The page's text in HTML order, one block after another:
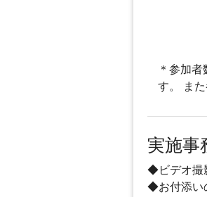
＊参加
す。 ま
実施事
◆ビデオ撮
◆お付添い